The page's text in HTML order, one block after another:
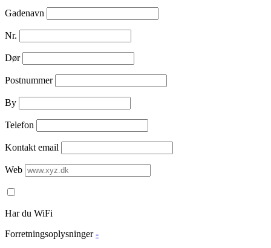
Gadenavn
Nr.
Dør
Postnummer
By
Telefon
Kontakt email
Web
Har du WiFi
Forretningsoplysninger -